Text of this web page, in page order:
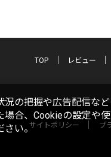
TOP レビュー
サイトポリシー プ
況の把握や広告配信な
場合、Cookieの設定や
さい。